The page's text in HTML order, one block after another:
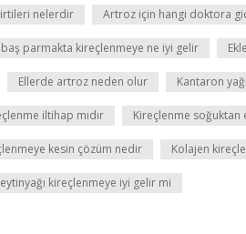
nelerdir Artroz için hangi doktora
parmakta kireçlenmeye ne iyi gelir
Ellerde artroz neden olur Kantaron
iltihap mıdır Kireçlenme soğuktan
kesin çözüm nedir Kolajen
kireçlenmeye iyi gelir mi